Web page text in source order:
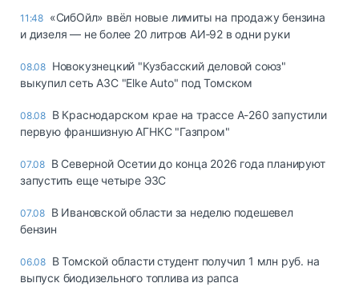
11:48 «СибОйл» ввёл новые лимиты на продажу бензина
и дизеля — не более 20 литров АИ‑92 в одни руки
08.08 Новокузнецкий "Кузбасский деловой союз"
выкупил сеть АЗС "Elke Auto" под Томском
08.08 В Краснодарском крае на трассе А-260 запустили
первую франшизную АГНКС "Газпром"
07.08 В Северной Осетии до конца 2026 года планируют
запустить еще четыре ЭЗС
07.08 В Ивановской области за неделю подешевел
бензин
06.08 В Томской области студент получил 1 млн руб. на
выпуск биодизельного топлива из рапса